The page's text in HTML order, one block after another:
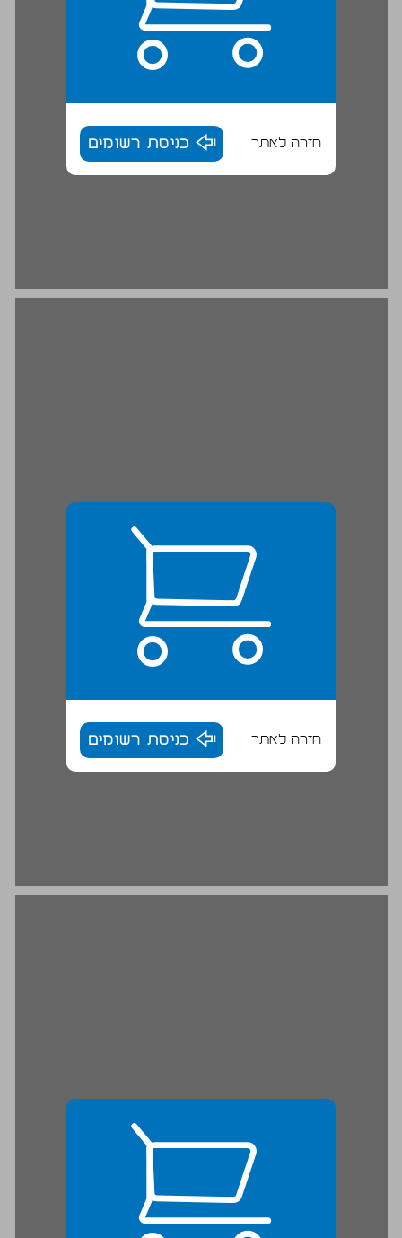
חזרה לאתר כניסת רשומים
למה לאה? ... 20
חזרה לאתר כניסת רשומים
בְּבַקָּשָׁה, שֶׁאֶהְיֶה הַכְְּלַבְְלָָָבָה שֶׁלֹּא רְְצִיתֶם לַָָקחַת ... 21